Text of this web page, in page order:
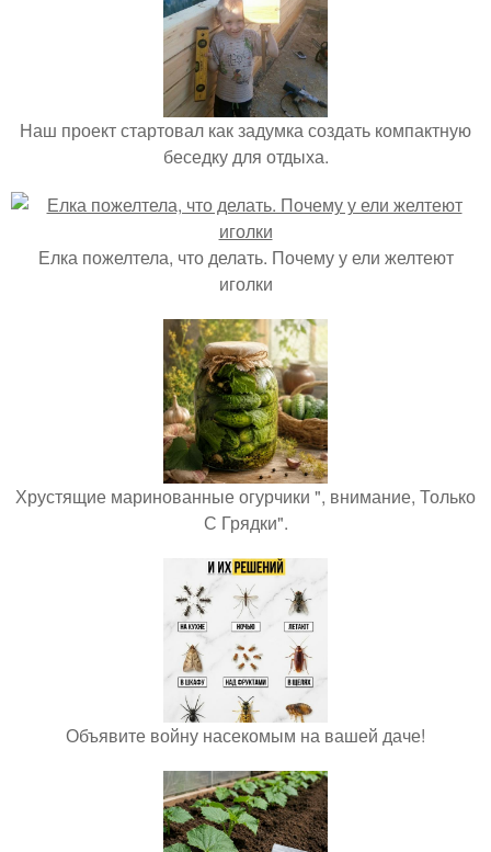
Наш проект стартовал как задумка создать компактную
беседку для отдыха.
Елка пожелтела, что делать. Почему у ели желтеют
иголки
Хрустящие маринованные огурчики ", внимание, Только
С Грядки".
Объявите войну насекомым на вашей даче!